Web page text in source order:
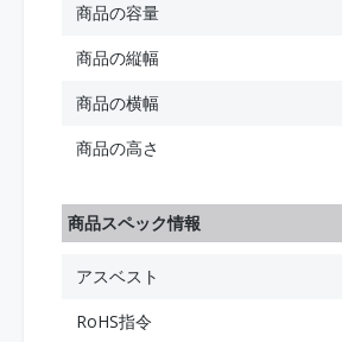
商品の容量
商品の縦幅
商品の横幅
商品の高さ
商品スペック情報
アスベスト
RoHS指令